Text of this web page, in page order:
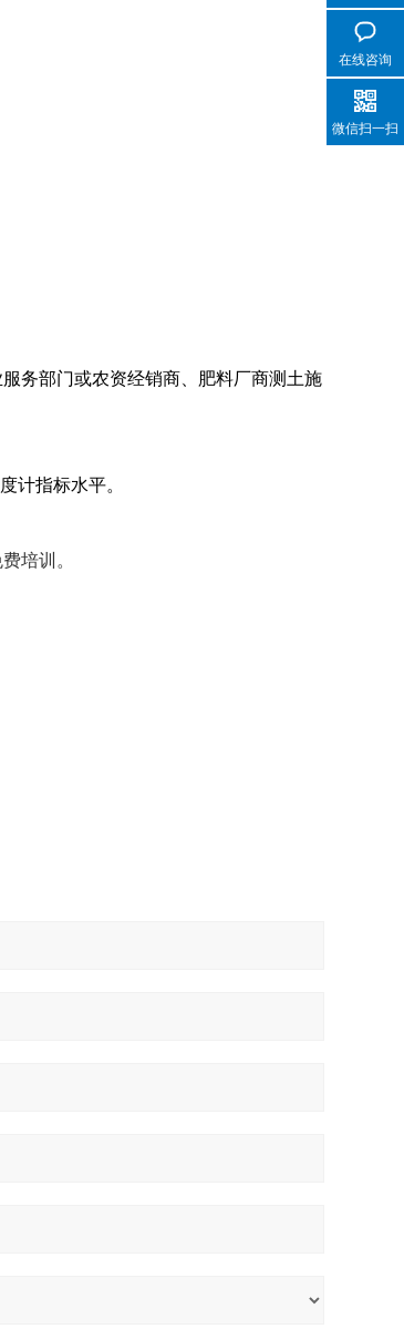
务部门或农资经销商、肥料厂商测土施
计指标水平。
培训。
在线咨询
微信扫一扫